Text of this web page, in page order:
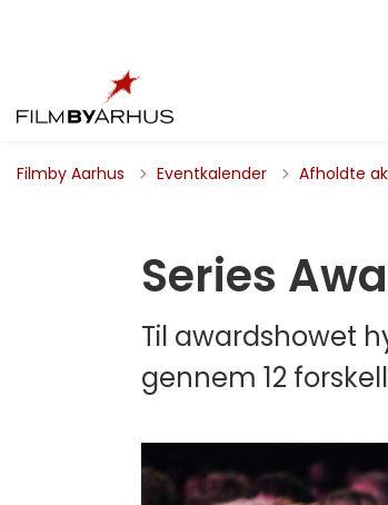
Filmby Aarhus Eventkalender Afholdte
Series
Til awardshowet
gennem 12